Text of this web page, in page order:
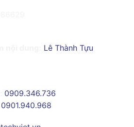
Lê Thành Tựu
0909.346.736
0901.940.968